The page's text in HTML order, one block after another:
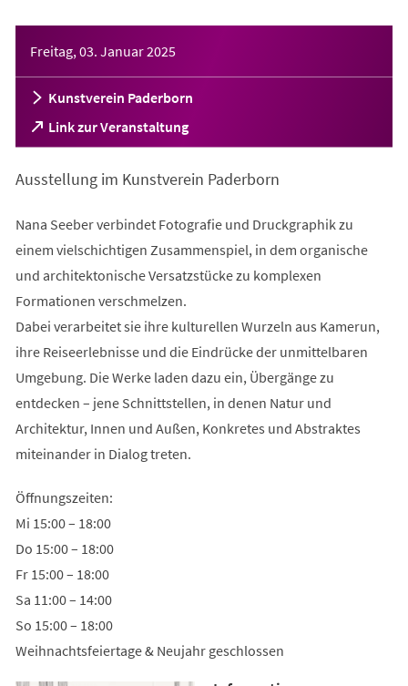
Freitag, 03. Januar 2025
Kunstverein Paderborn
Link zur Veranstaltung
(Öffnet
in
neuen
Ausstellung im Kunstverein Paderborn
Nana Seeber verbindet Fotografie und Druckgraphik zu
einem vielschichtigen Zusammenspiel, in dem organische
und architektonische Versatzstücke zu komplexen
Formationen verschmelzen.
Dabei verarbeitet sie ihre kulturellen Wurzeln aus Kamerun,
ihre Reiseerlebnisse und die Eindrücke der unmittelbaren
Umgebung. Die Werke laden dazu ein, Übergänge zu
entdecken – jene Schnittstellen, in denen Natur und
Architektur, Innen und Außen, Konkretes und Abstraktes
miteinander in Dialog treten.
Öffnungszeiten:
Mi 15:00 – 18:00
Do 15:00 – 18:00
Fr 15:00 – 18:00
Sa 11:00 – 14:00
So 15:00 – 18:00
Weihnachtsfeiertage & Neujahr geschlossen